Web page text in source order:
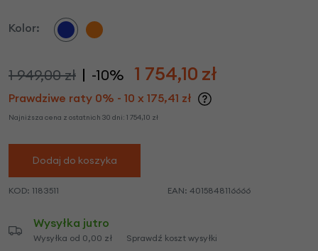
Kolor:
1 949,00 zł -10% 1 754,10 zł
Prawdziwe raty 0% - 10 x 175,41 zł
Najniższa cena z ostatnich 30 dni: 1 754,10 zł
Dodaj do koszyka
KOD: 1183511 EAN: 4015848116666
Wysyłka jutro
Wysyłka od 0,00 zł Sprawdź koszt wysyłki